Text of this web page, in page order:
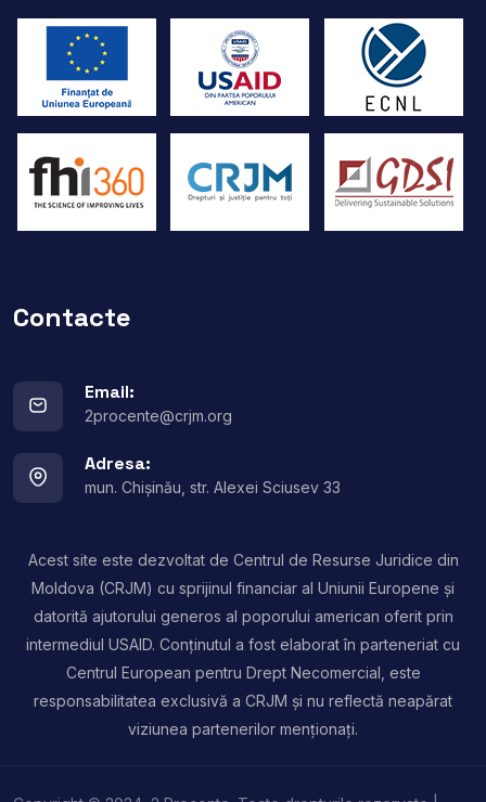
Contacte
Email:
2procente@crjm.org
Adresa:
mun. Chișinău, str. Alexei Sciusev 33
Acest site este dezvoltat de Centrul de Resurse Juridice din
Moldova (CRJM) cu sprijinul financiar al Uniunii Europene și
datorită ajutorului generos al poporului american oferit prin
intermediul USAID. Conținutul a fost elaborat în parteneriat cu
Centrul European pentru Drept Necomercial, este
responsabilitatea exclusivă a CRJM și nu reflectă neapărat
viziunea partenerilor menționați.